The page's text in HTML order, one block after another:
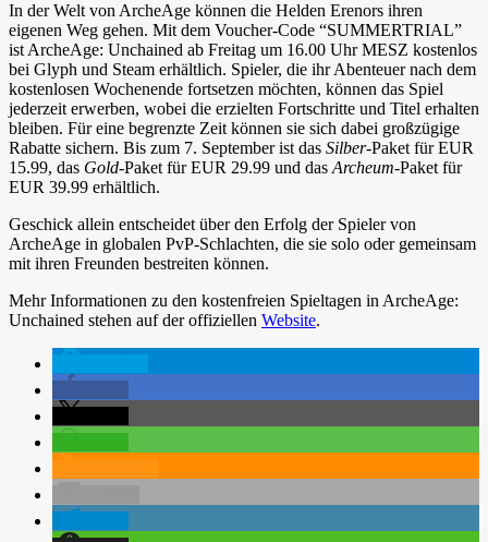
In der Welt von ArcheAge können die Helden Erenors ihren
eigenen Weg gehen. Mit dem Voucher-Code “SUMMERTRIAL”
ist ArcheAge: Unchained ab Freitag um 16.00 Uhr MESZ kostenlos
bei Glyph und Steam erhältlich. Spieler, die ihr Abenteuer nach dem
kostenlosen Wochenende fortsetzen möchten, können das Spiel
jederzeit erwerben, wobei die erzielten Fortschritte und Titel erhalten
bleiben. Für eine begrenzte Zeit können sie sich dabei großzügige
Rabatte sichern. Bis zum 7. September ist das Silber-Paket für EUR
15.99, das Gold-Paket für EUR 29.99 und dasArcheum-Paket für
EUR 39.99 erhältlich.
Geschick allein entscheidet über den Erfolg der Spieler von
ArcheAge in globalen PvP-Schlachten, die sie solo oder gemeinsam
mit ihren Freunden bestreiten können.
Mehr Informationen zu den kostenfreien Spieltagen in ArcheAge:
Unchained stehen auf der offiziellen Website.